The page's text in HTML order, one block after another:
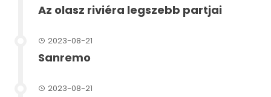
Az olasz riviéra legszebb partjai
2023-08-21
Sanremo
2023-08-21